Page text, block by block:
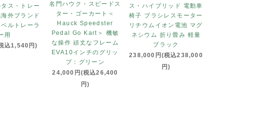
ス・トレー
外ブランド
ルトレーラ
用
込1,540円)
名門ハウク・スピードス
ター・ゴーカート＜
Hauck Speedster
Pedal Go Kart＞ 機敏
な操作 頑丈なフレーム
EVA10インチのグリッ
プ：グリーン
24,000円(税込26,400
円)
ス・ハイブリッド 電動車
椅子 ブラシレスモーター
リチウムイオン電池 マグ
ネシウム 折り畳み 軽量
ブラック
238,000円(税込238,000
円)